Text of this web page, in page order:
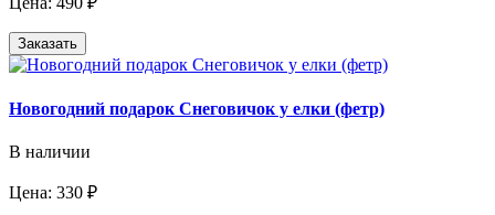
Заказать
Новогодний подарок Снеговичок у елки (фетр)
В наличии
Цена: 330 ₽